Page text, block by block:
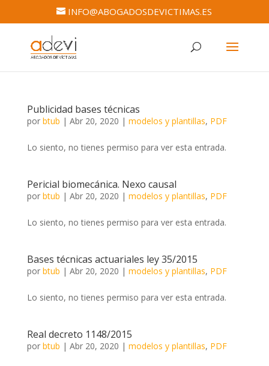
INFO@ABOGADOSDEVICTIMAS.ES
Publicidad bases técnicas
por btub | Abr 20, 2020 | modelos y plantillas, PDF
Lo siento, no tienes permiso para ver esta entrada.
Pericial biomecánica. Nexo causal
por btub | Abr 20, 2020 | modelos y plantillas, PDF
Lo siento, no tienes permiso para ver esta entrada.
Bases técnicas actuariales ley 35/2015
por btub | Abr 20, 2020 | modelos y plantillas, PDF
Lo siento, no tienes permiso para ver esta entrada.
Real decreto 1148/2015
por btub | Abr 20, 2020 | modelos y plantillas, PDF